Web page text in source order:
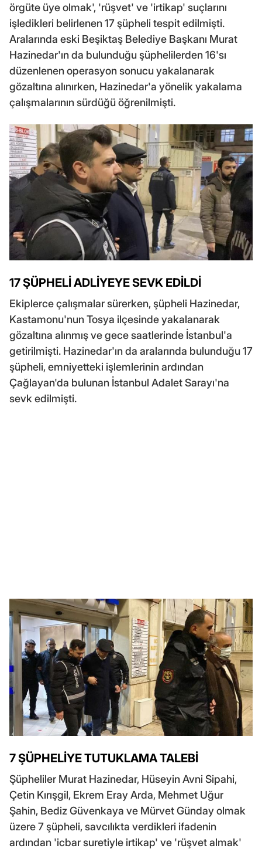
örgüte üye olmak', 'rüşvet' ve 'irtikap' suçlarını
işledikleri belirlenen 17 şüpheli tespit edilmişti.
Aralarında eski Beşiktaş Belediye Başkanı Murat
Hazinedar'ın da bulunduğu şüphelilerden 16'sı
düzenlenen operasyon sonucu yakalanarak
gözaltına alınırken, Hazinedar'a yönelik yakalama
çalışmalarının sürdüğü öğrenilmişti.
17 ŞÜPHELİ ADLİYEYE SEVK EDİLDİ
Ekiplerce çalışmalar sürerken, şüpheli Hazinedar,
Kastamonu'nun Tosya ilçesinde yakalanarak
gözaltına alınmış ve gece saatlerinde İstanbul'a
getirilmişti. Hazinedar'ın da aralarında bulunduğu 17
şüpheli, emniyetteki işlemlerinin ardından
Çağlayan'da bulunan İstanbul Adalet Sarayı'na
sevk edilmişti.
7 ŞÜPHELİYE TUTUKLAMA TALEBİ
Şüpheliler Murat Hazinedar, Hüseyin Avni Sipahi,
Çetin Kırışgil, Ekrem Eray Arda, Mehmet Uğur
Şahin, Bediz Güvenkaya ve Mürvet Günday olmak
üzere 7 şüpheli, savcılıkta verdikleri ifadenin
ardından 'icbar suretiyle irtikap' ve 'rüşvet almak'